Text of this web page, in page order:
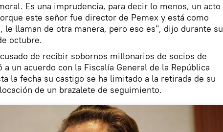
Es una imprudencia, para decir lo menos, un acto
este señor fue director de Pemex y está como
le llaman de otra manera, pero eso es", dijo durante su
octubre.
de recibir sobornos millonarios de socios de
un acuerdo con la Fiscalía General de la República
la fecha su castigo se ha limitado a la retirada de su
de un brazalete de seguimiento.